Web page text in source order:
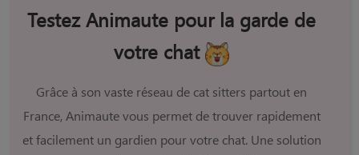
Testez Animaute pour la garde de
votre chat
Grâce à son vaste réseau de cat sitters partout en
France, Animaute vous permet de trouver rapidement
et facilement un gardien pour votre chat. Une solution